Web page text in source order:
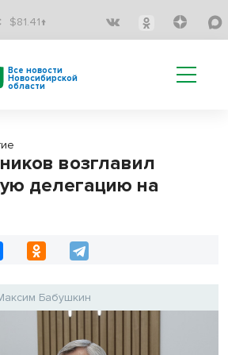
$81.41↑
Все новости
Новосибирской
области
возглавил
делегацию на
Бабушкин